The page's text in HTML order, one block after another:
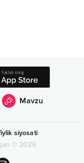
Mavzu
siyosati
© 2026